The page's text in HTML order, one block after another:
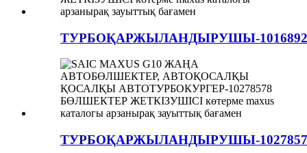
ТУРБОҚАРЖЫЛАНДЫРУШЫ-
ТУРБОҚАРЖЫЛАНДЫРУШЫ-